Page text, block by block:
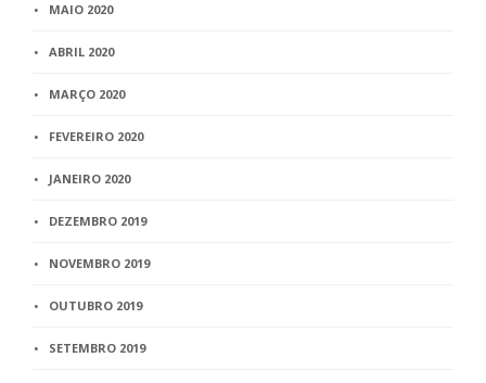
MAIO 2020
ABRIL 2020
MARÇO 2020
FEVEREIRO 2020
JANEIRO 2020
DEZEMBRO 2019
NOVEMBRO 2019
OUTUBRO 2019
SETEMBRO 2019